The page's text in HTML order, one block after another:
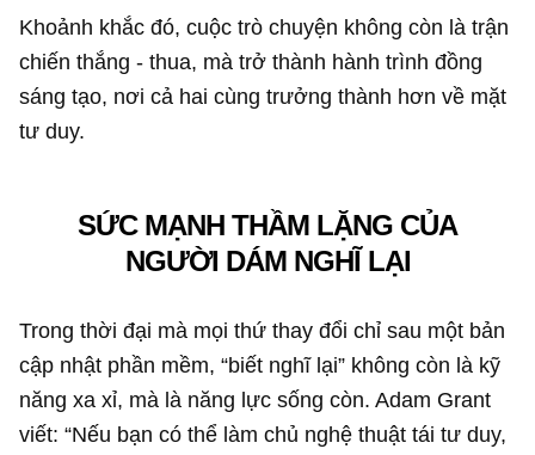
Khoảnh khắc đó, cuộc trò chuyện không còn là trận
chiến thắng - thua, mà trở thành hành trình đồng
sáng tạo, nơi cả hai cùng trưởng thành hơn về mặt
tư duy.
SỨC MẠNH THẦM LẶNG CỦA
NGƯỜI DÁM NGHĨ LẠI
Trong thời đại mà mọi thứ thay đổi chỉ sau một bản
cập nhật phần mềm, “biết nghĩ lại” không còn là kỹ
năng xa xỉ, mà là năng lực sống còn. Adam Grant
viết: “Nếu bạn có thể làm chủ nghệ thuật tái tư duy,